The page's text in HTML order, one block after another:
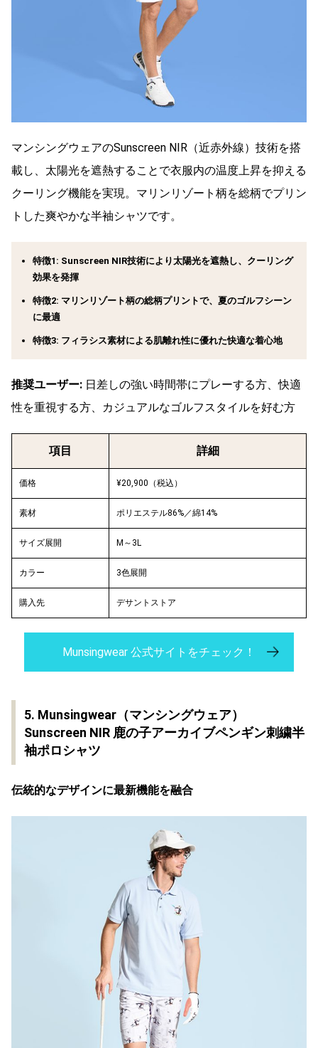
マンシングウェアのSunscreen NIR（近赤外線）技術を搭
載し、太陽光を遮熱することで衣服内の温度上昇を抑える
クーリング機能を実現。マリンリゾート柄を総柄でプリン
トした爽やかな半袖シャツです。
特徴1: Sunscreen NIR技術により太陽光を遮熱し、クーリング
効果を発揮
特徴2: マリンリゾート柄の総柄プリントで、夏のゴルフシーン
に最適
特徴3: フィラシス素材による肌離れ性に優れた快適な着心地
推奨ユーザー: 日差しの強い時間帯にプレーする方、快適
性を重視する方、カジュアルなゴルフスタイルを好む方
項目 詳細
価格 ¥20,900（税込）
素材 ポリエステル86%／綿14%
サイズ展開 M～3L
カラー 3色展開
購入先 デサントストア
Munsingwear 公式サイトをチェック！
5. Munsingwear（マンシングウェア）
Sunscreen NIR 鹿の子アーカイブペンギン刺繍半
袖ポロシャツ
伝統的なデザインに最新機能を融合